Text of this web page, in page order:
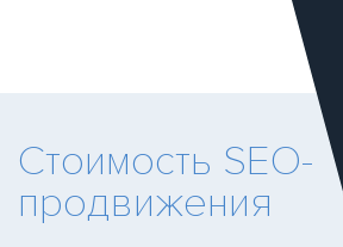
Стоимость SEO-
продвижения